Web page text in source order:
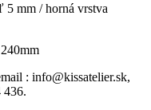
mm / horná vrstva
: info@kissatelier.sk,
436.